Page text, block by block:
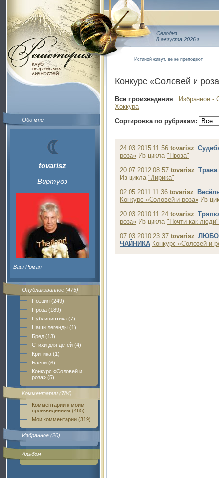
Обо мне
tovarisz
Виртуоз
Ваш Роман
Опубликованное (475)
Поэзия (249)
Проза (189)
Публицистика (7)
Наши легенды (1)
Бред (13)
Стихи для детей (4)
Критика (1)
Басни (6)
Конкурс «Соловей и
роза» (5)
Комментарии (784)
Комментарии к моим
произведениям (465)
Мои комментарии (319)
Избранное (20)
Альбом
Сегодня
8 августа 2026 г.
Истиной живут, её не преподают
Конкурс «Соловей и
Все произведения
Избранное -
Хоккура
Сортировка по рубрикам:
24.03.2015 11:56 tovarisz.
роза» Из цикла "Проза"
20.07.2012 08:57 tovarisz. Трава
Из цикла "Лирика"
02.05.2011 11:36 tovarisz.
Конкурс «Соловей и роза» Из
20.03.2010 11:24 tovarisz.
роза» Из цикла "Почти как люди"
07.03.2010 23:37 tovarisz.
ЧАЙНИКА Конкурс «Соловей и